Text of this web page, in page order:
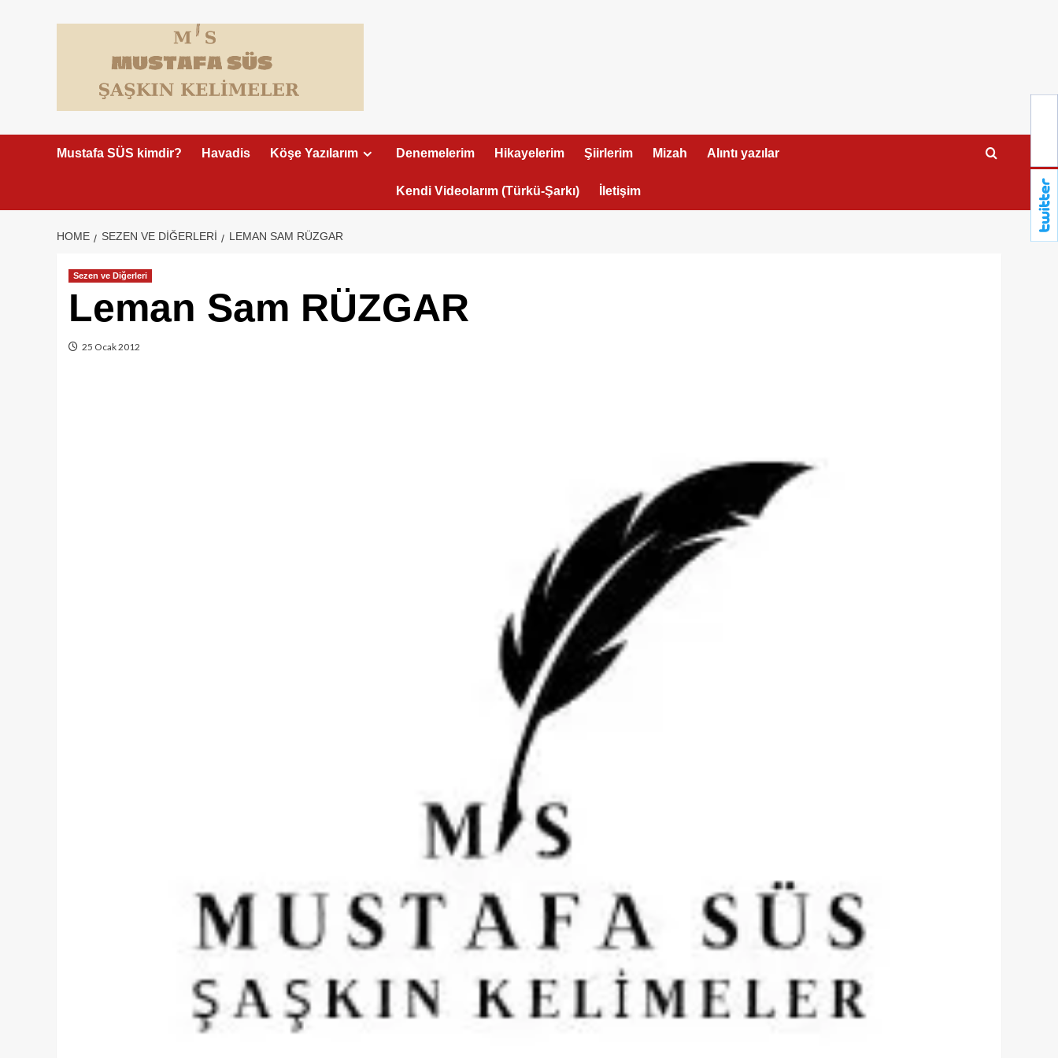
Mustafa SÜS kimdir? Havadis Köşe Yazılarım Denemelerim Hikayelerim Şiirlerim Mizah Alıntı yazılar
Kendi Videolarım (Türkü-Şarkı) İletişim
HOME SEZEN VE DIĞERLERI LEMAN SAM RÜZGAR
Sezen ve Diğerleri
Leman Sam RÜZGAR
25 Ocak 2012